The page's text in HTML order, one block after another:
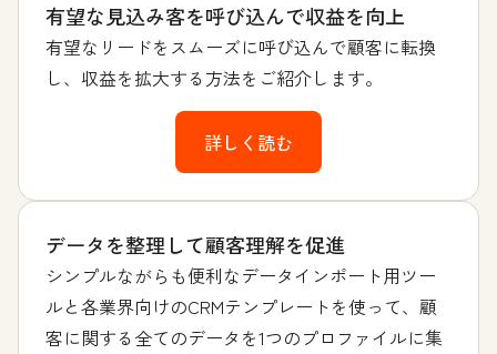
有望な見込み客を呼び込んで収益を向上
有望なリードをスムーズに呼び込んで顧客に転換
し、収益を拡大する方法をご紹介します。
詳しく読む
データを整理して顧客理解を促進
シンプルながらも便利なデータインポート用ツー
ルと各業界向けのCRMテンプレートを使って、顧
客に関する全てのデータを1つのプロファイルに集